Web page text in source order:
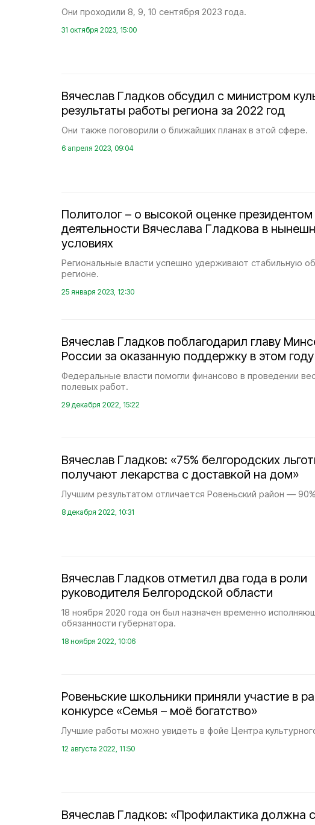
Они проходили 8, 9, 10 сентября 2023 года.
31 октября 2023, 15:00
Вячеслав Гладков обсудил с министром
результаты работы региона за 2022 год
Они также поговорили о ближайших планах в этой сфере.
6 апреля 2023, 09:04
Политолог – о высокой оценке президентом
деятельности Вячеслава Гладкова в
условиях
Региональные власти успешно удерживают стабильную
регионе.
25 января 2023, 12:30
Вячеслав Гладков поблагодарил главу
России за оказанную поддержку в этом году
Федеральные власти помогли финансово в проведении
полевых работ.
29 декабря 2022, 15:22
Вячеслав Гладков: «75% белгородских
получают лекарства с доставкой на дом»
Лучшим результатом отличается Ровеньский район —
8 декабря 2022, 10:31
Вячеслав Гладков отметил два года в роли
руководителя Белгородской области
18 ноября 2020 года он был назначен временно
обязанности губернатора.
18 ноября 2022, 10:06
Ровеньские школьники приняли участие в
конкурсе «Семья – моё богатство»
Лучшие работы можно увидеть в фойе Центра
12 августа 2022, 11:50
Вячеслав Гладков: «Профилактика должна